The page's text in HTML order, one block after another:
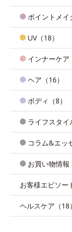
ポイントメイ
UV（18）
インナーケア
ヘア（16）
ボディ（8）
ライフスタイ
コラム&エッ
お買い物情報
お客様エピソー
ヘルスケア（18）